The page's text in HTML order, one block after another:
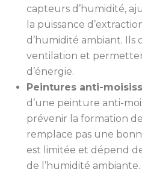
capteurs d’humidité,
la puissance
d’humidité ambiant. Ils
ventilation et
d’énergie.
Peintures anti-
d’une peinture anti-
prévenir la formation de
remplace pas une
est limitée et dépend
de l’humidité ambiante.